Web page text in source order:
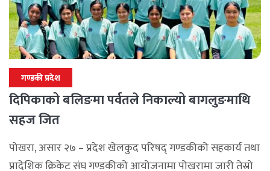
गण्डकी प्रदेश
दिपिकाको बलिङमा पर्वतले निकाल्यो बागलुङमाथि
सहज जित
पोखरा, असार २७ – प्रदेश खेलकुद परिषद् गण्डकीको सहकार्य तथा
प्रादेशिक क्रिकेट संघ गण्डकीको आयोजनामा पोखरामा जारी तेस्रो